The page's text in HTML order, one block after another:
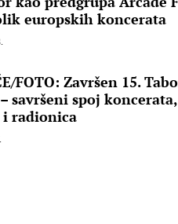
europskih koncerata
FOTO: Završen 15.
savršeni spoj koncerata,
radionica